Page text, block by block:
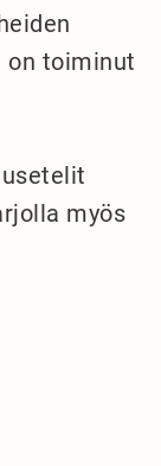
on toiminut
myös